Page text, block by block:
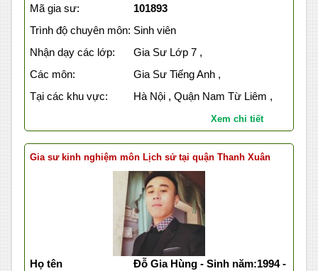
Mã gia sư:
101893
Trình độ chuyên môn: Sinh viên
Nhận dạy các lớp:
Gia Sư Lớp 7 ,
Các môn:
Gia Sư Tiếng Anh ,
Tại các khu vực:
Hà Nội , Quận Nam Từ Liêm ,
Xem chi tiết
Gia sư kinh nghiệm môn Lịch sử tại quận Thanh Xuân
Họ tên Đỗ Gia Hùng - Sinh năm:1994 -